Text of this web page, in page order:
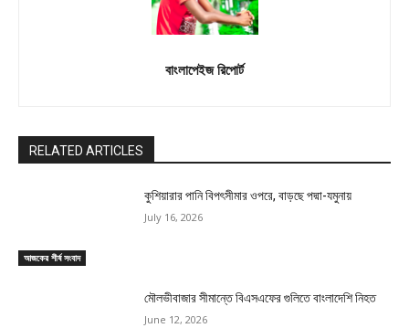
বাংলাপেইজ রিপোর্ট
RELATED ARTICLES
আজকের শীর্ষ সংবাদ
কুশিয়ারার পানি বিপৎসীমার ওপরে, বাড়ছে পদ্মা-যমুনায়
July 16, 2026
মৌলভীবাজার সীমান্তে বিএসএফের গুলিতে বাংলাদেশি নিহত
June 12, 2026